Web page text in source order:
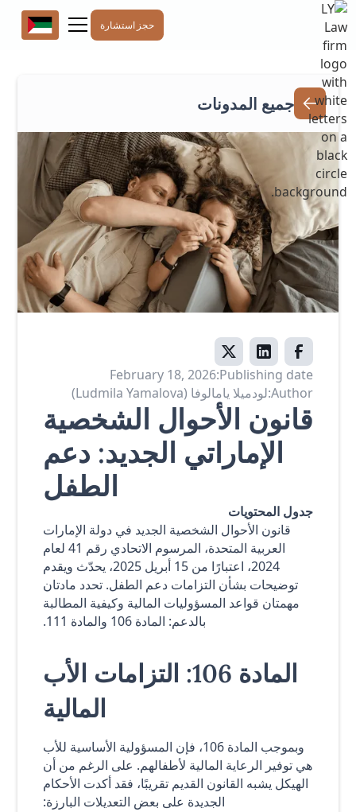
حجز استشارة
جميع المدونات
Publishing date:
February 18, 2026
Author: لودميلا يامالوفا (Ludmila Yamalova)
قانون الأحوال الشخصية
الإماراتي الجديد: دعم
الطفل
جدول المحتويات
قانون الأحوال الشخصية الجديد في دولة الإمارات
العربية المتحدة، المرسوم الاتحادي رقم 41 لعام
2024، اعتبارًا من 15 أبريل 2025، يحدّث ويقدم
توضيحات بشأن التزامات دعم الطفل. تحدد مادتان
مهمتان قواعد المسؤوليات المالية وكيفية المطالبة
بالدعم: المادة 106 والمادة 111.
المادة 106: التزامات الأب
المالية
وبموجب المادة 106، فإن المسؤولية الأساسية للأب
هي توفير الرعاية المالية لأطفالهم. على الرغم من أن
الهيكل يشبه القانون القديم تقريبًا، فقد أكدت الأحكام
الجديدة على بعض التعديلات البارزة: